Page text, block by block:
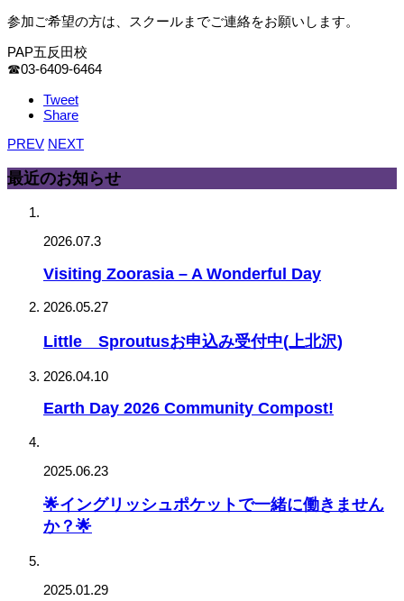
参加ご希望の方は、スクールまでご連絡をお願いします。
PAP五反田校
☎03-6409-6464
Tweet
Share
PREV NEXT
最近のお知らせ
2026.07.3
Visiting Zoorasia – A Wonderful Day
2026.05.27
Little Sproutusお申込み受付中(上北沢)
2026.04.10
Earth Day 2026 Community Compost!
2025.06.23
🌟イングリッシュポケットで一緒に働きません
か？🌟
2025.01.29